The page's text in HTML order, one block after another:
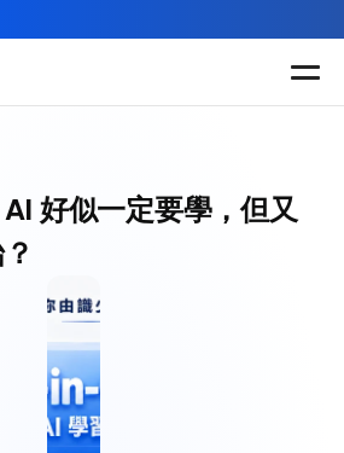
好似一定要學，但又
AI課程
題課程
所有課程
用課程
三大課程